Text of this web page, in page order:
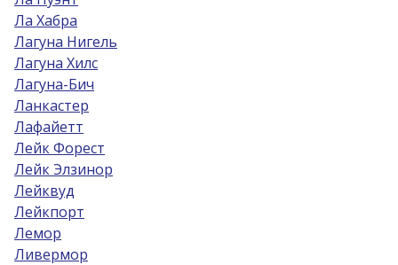
Ла Хабра
Лагуна Нигель
Лагуна Хилс
Лагуна-Бич
Ланкастер
Лафайетт
Лейк Форест
Лейк Элзинор
Лейквуд
Лейкпорт
Лемор
Ливермор